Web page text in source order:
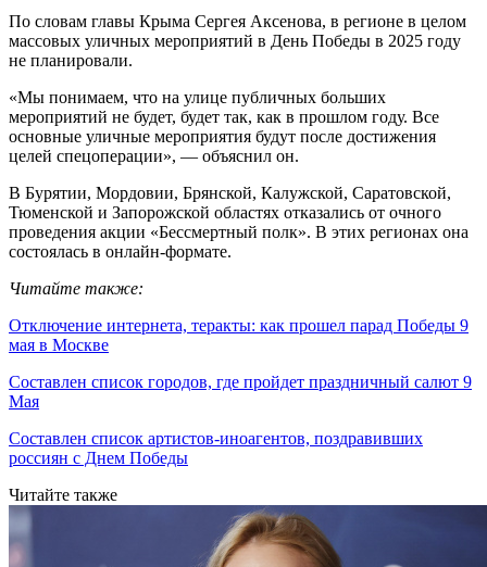
По словам главы Крыма Сергея Аксенова, в регионе в целом
массовых уличных мероприятий в День Победы в 2025 году
не планировали.
«Мы понимаем, что на улице публичных больших
мероприятий не будет, будет так, как в прошлом году. Все
основные уличные мероприятия будут после достижения
целей спецоперации», — объяснил он.
В Бурятии, Мордовии, Брянской, Калужской, Саратовской,
Тюменской и Запорожской областях отказались от очного
проведения акции «Бессмертный полк». В этих регионах она
состоялась в онлайн-формате.
Читайте также:
Отключение интернета, теракты: как прошел парад Победы 9
мая в Москве
Составлен список городов, где пройдет праздничный салют 9
Мая
Составлен список артистов-иноагентов, поздравивших
россиян с Днем Победы
Читайте также